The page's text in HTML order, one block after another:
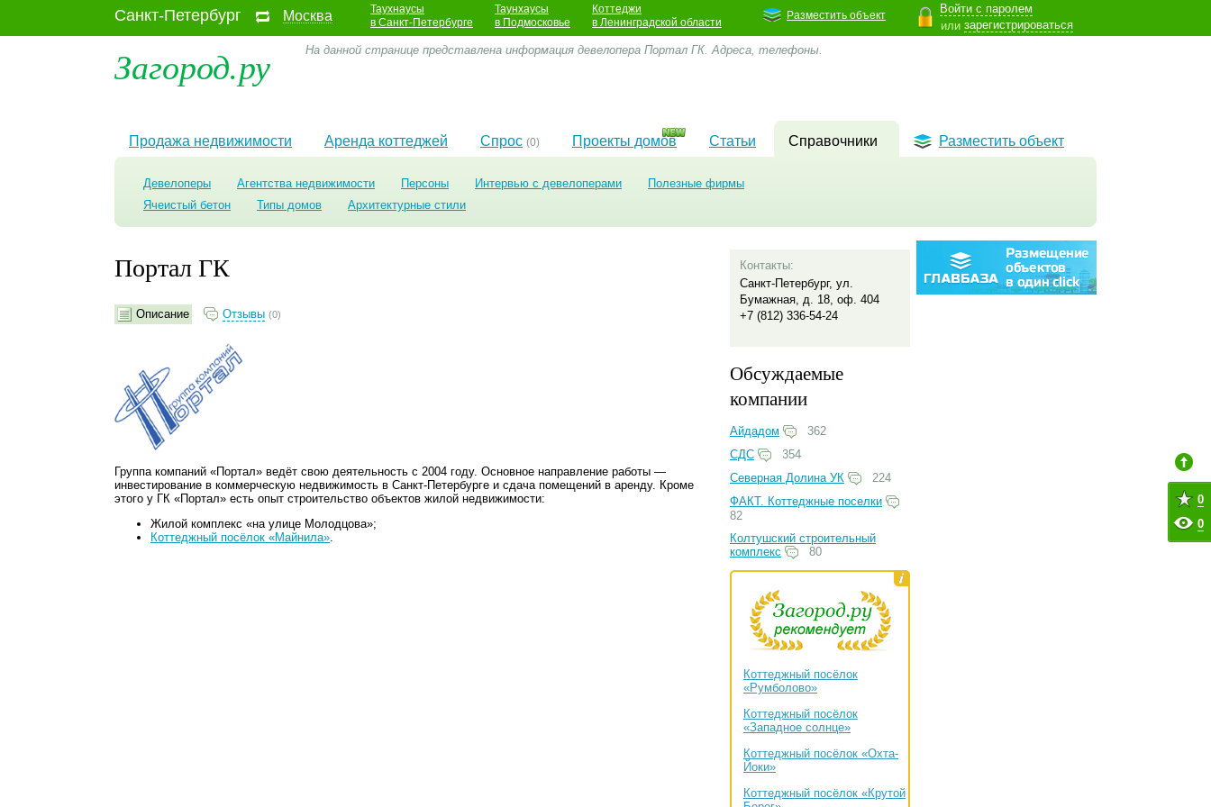
Санкт-Петербург Москва
Таухнаусы
в Санкт-Петербурге
Таунхаусы
в Подмосковье
Коттеджи
в Ленинградской области
Войти с паролем
или зарегистрироваться
Разместить объект
Загород.ру На данной странице представлена информация девелопера Портал ГК. Адреса, телефоны.
Продажа недвижимости Аренда коттеджей Спрос (0) Проекты домов Статьи Справочники Разместить объект
Девелоперы Агентства недвижимости Персоны Интервью с девелоперами
Полезные фирмы
Ячеистый бетон
Типы домов Архитектурные стили
Портал ГК
Описание Отзывы (0)
Группа компаний «Портал» ведёт свою деятельность с 2004 году. Основное направление работы —
инвестирование в коммерческую недвижимость в Санкт-Петербурге и сдача помещений в аренду. Кроме
этого у ГК «Портал» есть опыт строительство объектов жилой недвижимости:
Жилой комплекс «на улице Молодцова»;
Коттеджный посёлок «Майнила».
Контакты:
Санкт-Петербург, ул.
Бумажная, д. 18, оф. 404
+7 (812) 336-54-24
Обсуждаемые
компании
Айдадом
362
СДС
354
Северная Долина УК
224
ФАКТ. Коттеджные поселки
82
Колтушский строительный
комплекс
80
Коттеджный посёлок
«Румболово»
Коттеджный посёлок
«Западное солнце»
Коттеджный посёлок «Охта-
Йоки»
Коттеджный посёлок «Крутой
0
0